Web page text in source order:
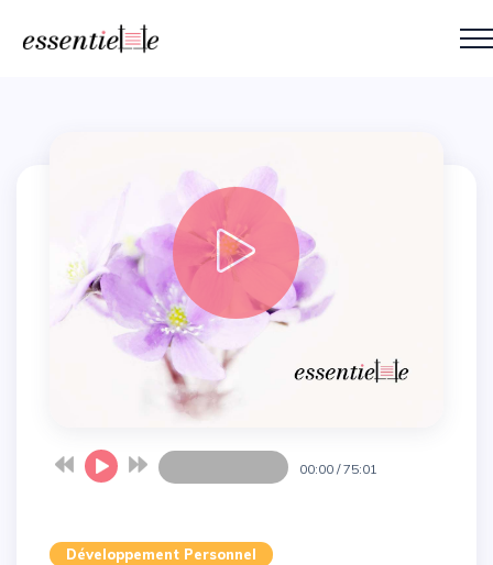
00:00 /75:01
Développement Personnel